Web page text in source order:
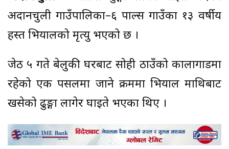
अदानचुली गाउँपालिका–६ पाल्स गाउँका १३ वर्षीय
हस्त भियालको मृत्यु भएको छ ।
जेठ ५ गते बेलुकी घरबाट सोही ठाउँको कालागाडमा
रहेको एक पसलमा जाने क्रममा भियाल माथिबाट
खसेको ढुङ्गा लागेर घाइते भएका थिए ।